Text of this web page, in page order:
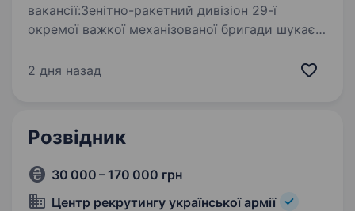
вакансії:Зенітно-ракетний дивізіон 29-ї
окремої важкої механізованої бригади шукає
небо України. Що означає ця роль для тебе:
2 дня назад
Розвідник
30 000 – 170 000 грн
Центр рекрутингу української армії